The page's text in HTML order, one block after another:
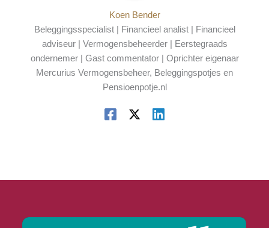
Koen Bender
Beleggingsspecialist | Financieel analist | Financieel
adviseur | Vermogensbeheerder | Eerstegraads
ondernemer | Gast commentator | Oprichter eigenaar
Mercurius Vermogensbeheer, Beleggingspotjes en
Pensioenpotje.nl